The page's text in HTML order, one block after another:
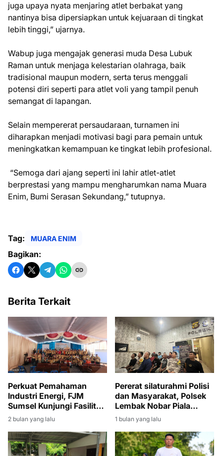
juga upaya nyata menjaring atlet berbakat yang
nantinya bisa dipersiapkan untuk kejuaraan di tingkat
lebih tinggi,” ujarnya.
Wabup juga mengajak generasi muda Desa Lubuk
Raman untuk menjaga kelestarian olahraga, baik
tradisional maupun modern, serta terus menggali
potensi diri seperti para atlet voli yang tampil penuh
semangat di lapangan.
Selain mempererat persaudaraan, turnamen ini
diharapkan menjadi motivasi bagi para pemain untuk
meningkatkan kemampuan ke tingkat lebih profesional.
“Semoga dari ajang seperti ini lahir atlet-atlet
berprestasi yang mampu mengharumkan nama Muara
Enim, Bumi Serasan Sekundang,” tutupnya.
Tag: MUARA ENIM
Bagikan:
Berita Terkait
Perkuat Pemahaman
Industri Energi, FJM
Sumsel Kunjungi Fasilitas
Produksi Migas di Muara
2 bulan yang lalu
Pererat silaturahmi Polisi
dan Masyarakat, Polsek
Lembak Nobar Piala
Dunia 2026
1 bulan yang lalu